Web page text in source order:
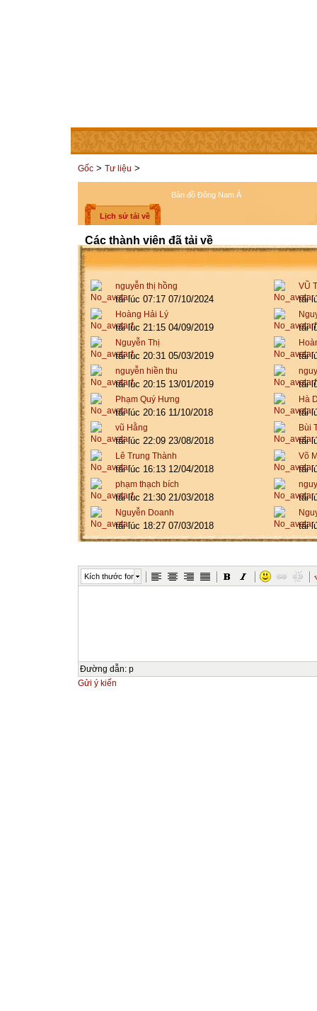
TRANG CHỦ THÀNH VIÊN LIÊN HỆ CÁC
Gốc > Tư liệu >
Bản đồ Đông Nam Á
Lịch sử tải về
Các thành viên đã tải về
nguyễn thị hồng
tải lúc 07:17 07/10/2024
VŨ
tải
Hoàng Hải Lý
tải lúc 21:15 04/09/2019 tải
Nguyễn Thị
tải lúc 20:31 05/03/2019 tải
nguyễn hiền thu
tải lúc 20:15 13/01/2019 tải
Phạm Quý Hưng
tải lúc 20:16 11/10/2018
Hà
tải
vũ Hằng
tải lúc 22:09 23/08/2018
Bùi
tải
Lê Trung Thành
tải lúc 16:13 12/04/2018
Võ
tải
phạm thạch bích
tải lúc 21:30 21/03/2018 tải
Nguyễn Doanh
tải lúc 18:27 07/03/2018 tải
Kích thước font
Đường dẫn: p
Gửi ý kiến